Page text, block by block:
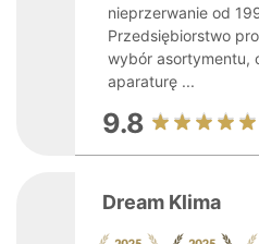
nieprzerwanie od
Przedsiębiorstwo
wybór asortymentu,
aparaturę ...
9.8
Dream Klima